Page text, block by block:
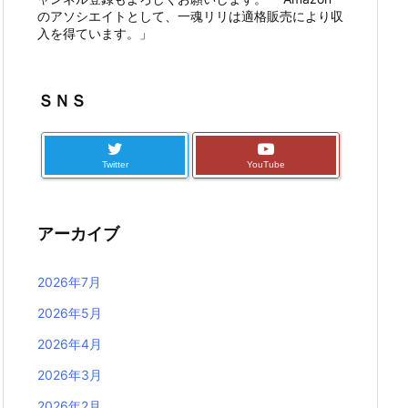
のアソシエイトとして、一魂リリは適格販売により収
入を得ています。」
ＳＮＳ
Twitter YouTube
アーカイブ
2026年7月
2026年5月
2026年4月
2026年3月